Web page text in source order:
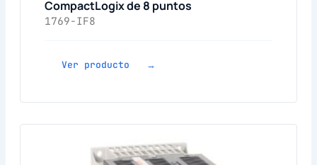
CompactLogix de 8 puntos
1769-IF8
Ver producto →